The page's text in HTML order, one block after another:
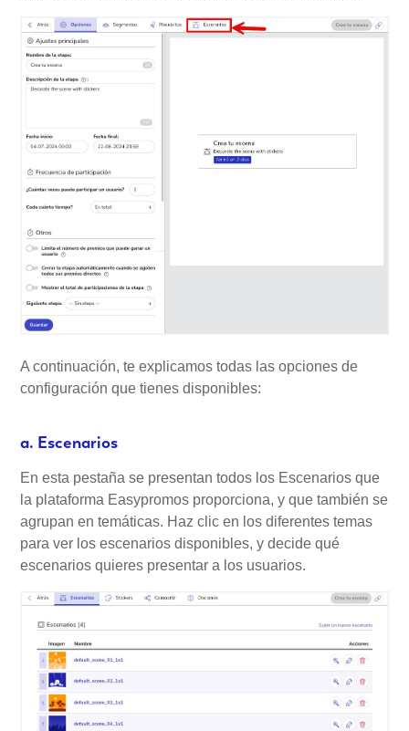
A continuación, te explicamos todas las opciones de
configuración que tienes disponibles:
a. Escenarios
En esta pestaña se presentan todos los Escenarios que
la plataforma Easypromos proporciona, y que también se
agrupan en temáticas. Haz clic en los diferentes temas
para ver los escenarios disponibles, y decide qué
escenarios quieres presentar a los usuarios.